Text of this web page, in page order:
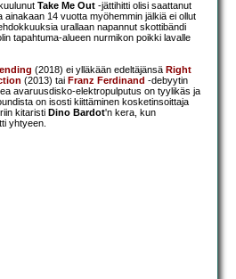
Take Me Out -jättihitti olisi saattanut
14 vuotta myöhemmin jälkiä ei ollut
urallaan napannut skottibändi
tapahtuma-alueen nurmikon poikki lavalle
(2018) ei ylläkään edeltäjänsä Right
(2013) tai Franz Ferdinand -debyytin
avaruusdisko-elektropulputus on tyylikäs ja
on isosti kiittäminen kosketinsoittaja
kitaristi Dino Bardot'n kera, kun
yhtyeen.